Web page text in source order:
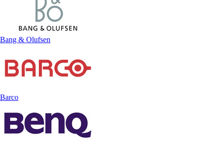
Bang & Olufsen
Barco